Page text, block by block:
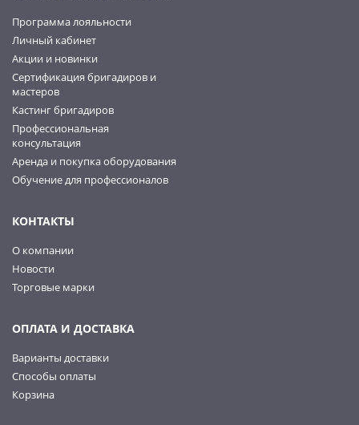
Программа лояльности
Личный кабинет
Акции и новинки
Сертификация бригадиров и
мастеров
Кастинг бригадиров
Профессиональная
консультация
Аренда и покупка оборудования
Обучение для профессионалов
КОНТАКТЫ
О компании
Новости
Торговые марки
ОПЛАТА И ДОСТАВКА
Варианты доставки
Способы оплаты
Корзина